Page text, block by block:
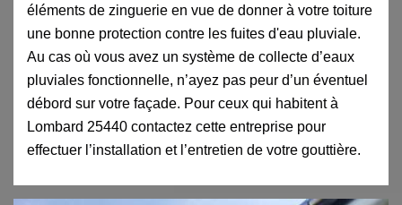
éléments de zinguerie en vue de donner à votre toiture
une bonne protection contre les fuites d'eau pluviale.
Au cas où vous avez un système de collecte d’eaux
pluviales fonctionnelle, n’ayez pas peur d’un éventuel
débord sur votre façade. Pour ceux qui habitent à
Lombard 25440 contactez cette entreprise pour
effectuer l’installation et l’entretien de votre gouttière.